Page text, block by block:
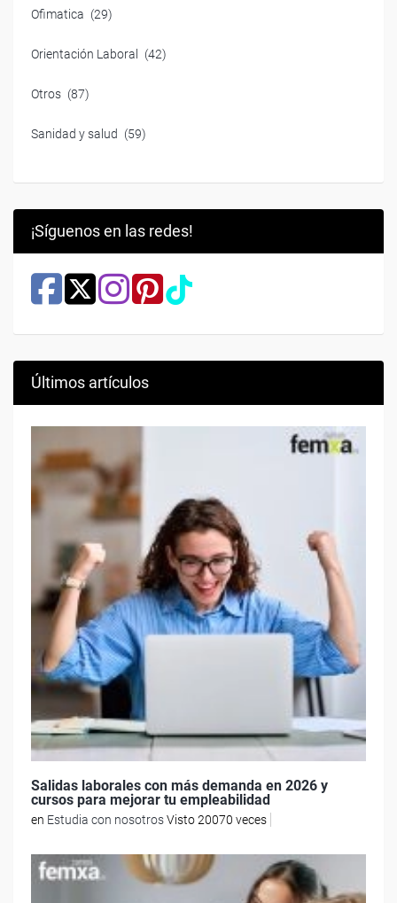
Ofimatica (29)
Orientación Laboral (42)
Otros (87)
Sanidad y salud (59)
¡Síguenos en las redes!
Últimos artículos
Salidas laborales con más demanda en 2026 y
cursos para mejorar tu empleabilidad
en Estudia con nosotrosVisto 20070 veces